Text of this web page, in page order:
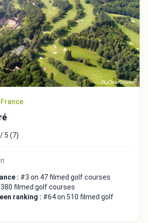
France
5 (7)
: #3 on 47 filmed golf courses
filmed golf courses
ranking : #64 on 510 filmed golf